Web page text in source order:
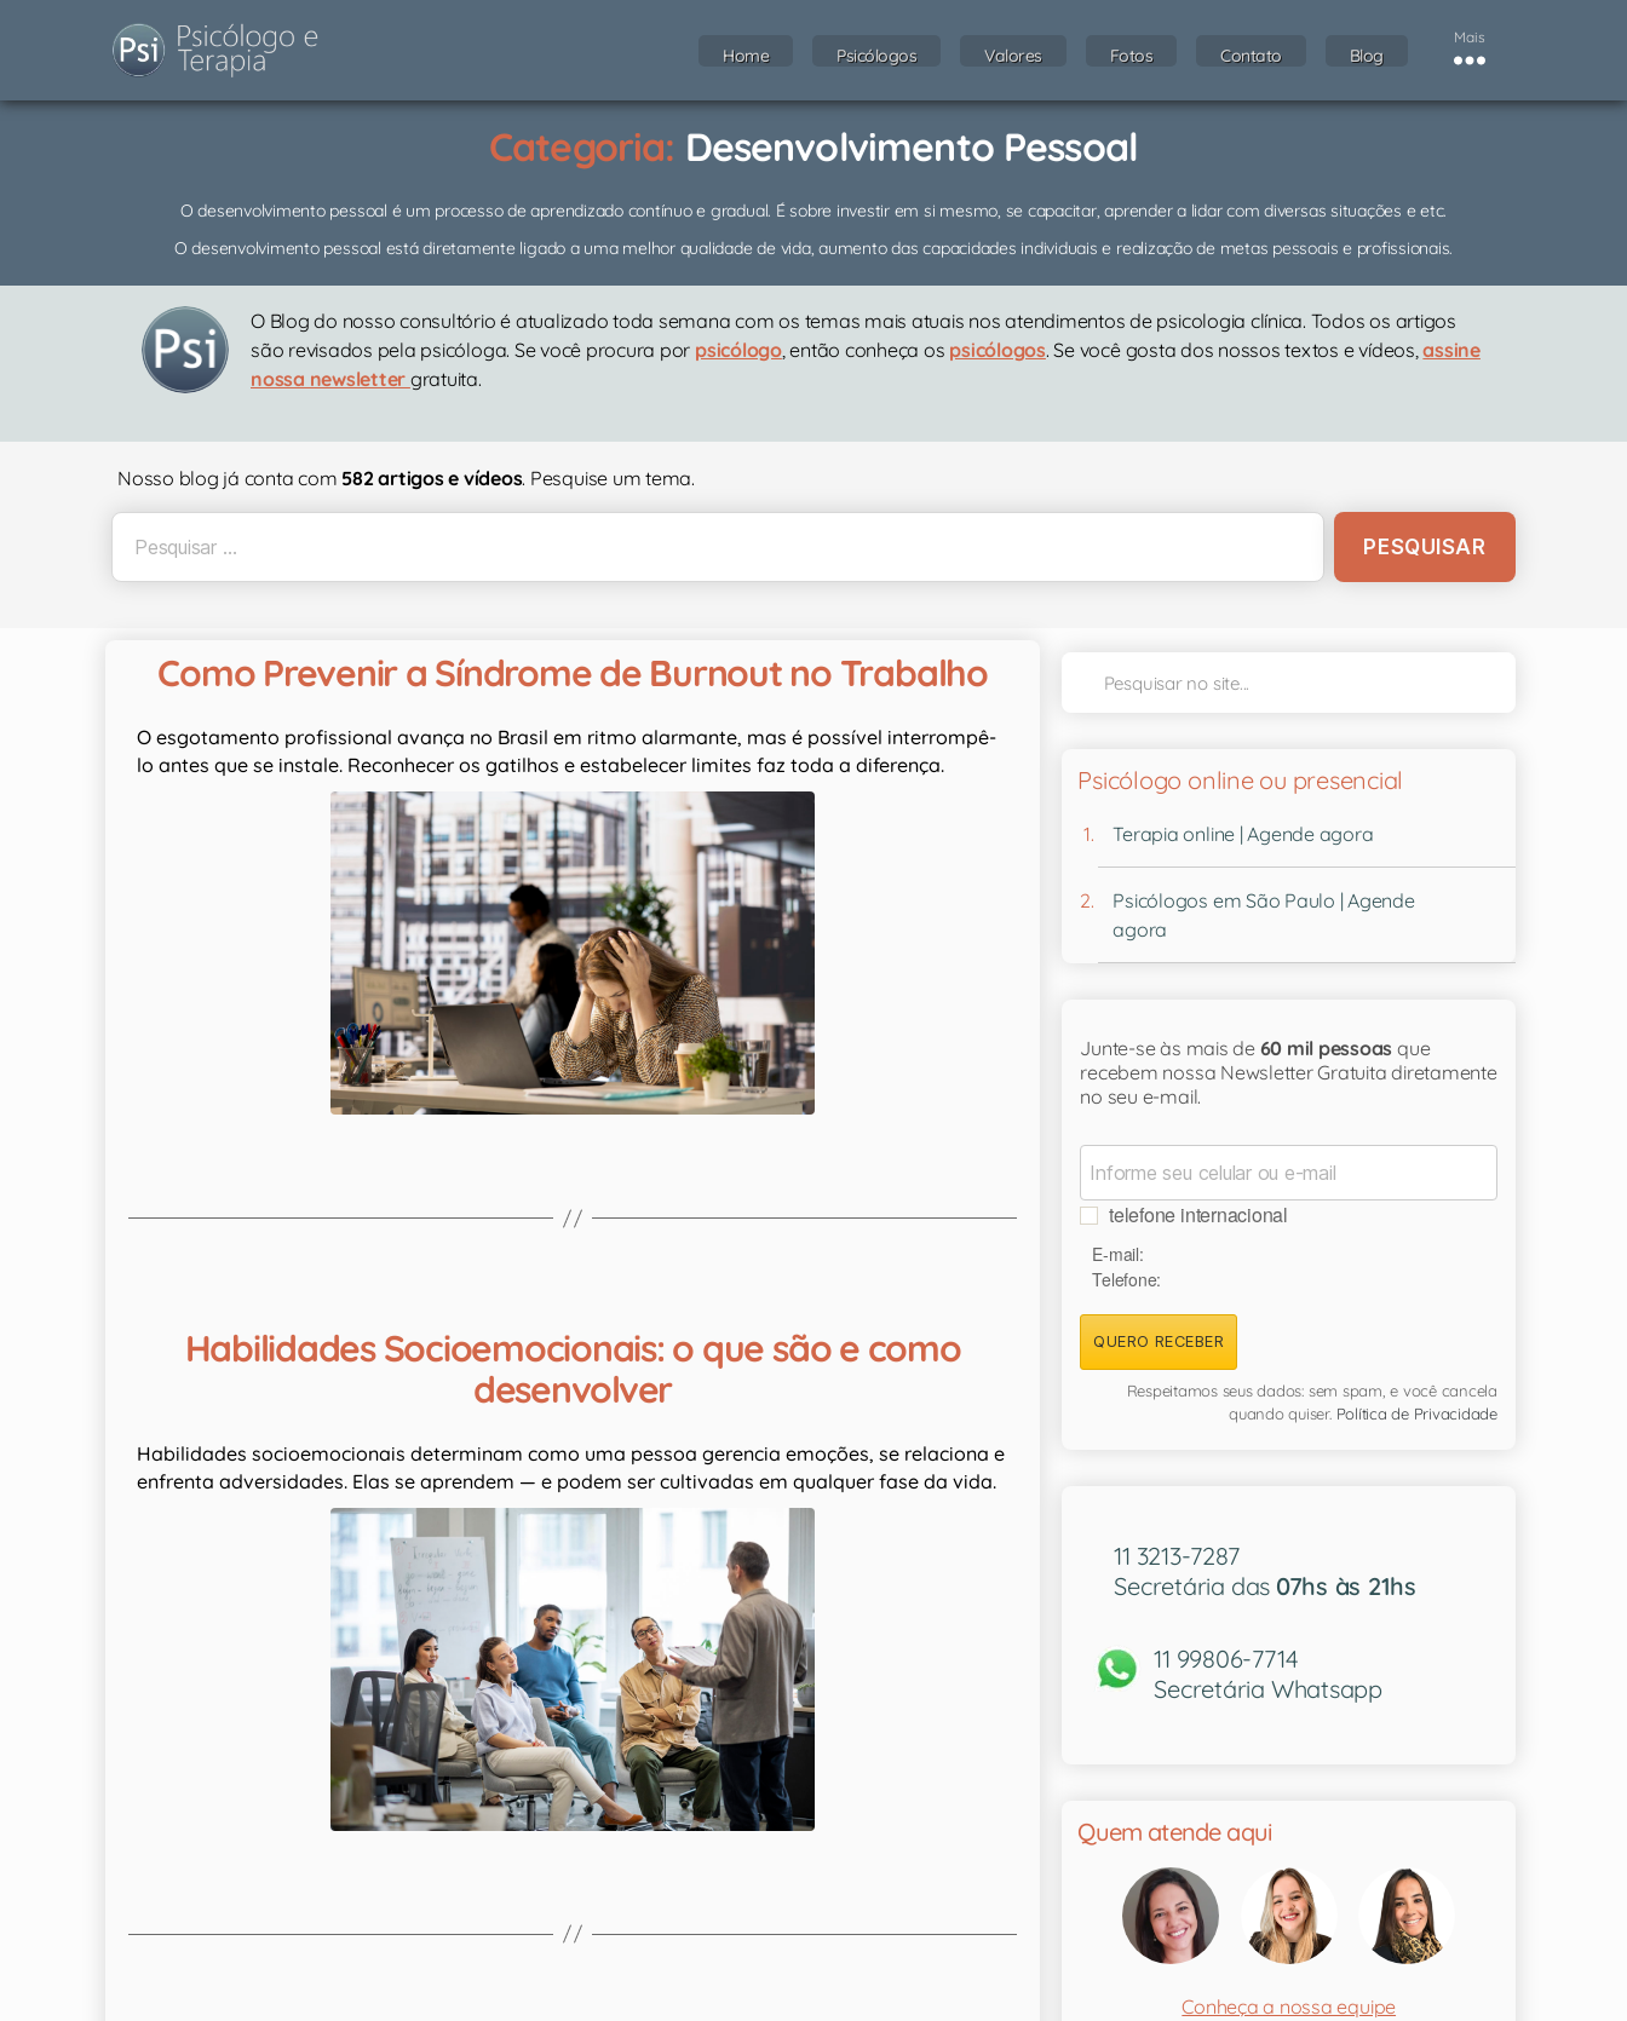
Home Psicólogos Valores Fotos Contato Blog
Mais
Categoria: Desenvolvimento Pessoal
O desenvolvimento pessoal é um processo de aprendizado contínuo e gradual. É sobre investir em si mesmo, se capacitar, aprender a lidar com diversas situações e etc.
O desenvolvimento pessoal está diretamente ligado a uma melhor qualidade de vida, aumento das capacidades individuais e realização de metas pessoais e profissionais.
O Blog do nosso consultório é atualizado toda semana com os temas mais atuais nos atendimentos de psicologia clínica. Todos os artigos
são revisados pela psicóloga. Se você procura por psicólogo, então conheça os psicólogos. Se você gosta dos nossos textos e vídeos,assine
nossa newsletter gratuita.
Nosso blog já conta com 582 artigos e vídeos. Pesquise um tema.
Como Prevenir a Síndrome de Burnout no Trabalho
O esgotamento profissional avança no Brasil em ritmo alarmante, mas é possível interrompê-
lo antes que se instale. Reconhecer os gatilhos e estabelecer limites faz toda a diferença.
Habilidades Socioemocionais: o que são e como
desenvolver
Habilidades socioemocionais determinam como uma pessoa gerencia emoções, se relaciona e
enfrenta adversidades. Elas se aprendem — e podem ser cultivadas em qualquer fase da vida.
Psicólogo online ou presencial
Terapia online | Agende agora
Psicólogos em São Paulo | Agende
agora
Junte-se às mais de 60 mil pessoas que
recebem nossa Newsletter Gratuita diretamente
no seu e-mail.
telefone internacional
E-mail:
Telefone:
QUERO RECEBER
Respeitamos seus dados: sem spam, e você cancela
quando quiser. Política de Privacidade
11 3213-7287
Secretária das 07hs às 21hs
11 99806-7714
Secretária Whatsapp
Quem atende aqui
Conheça a nossa equipe